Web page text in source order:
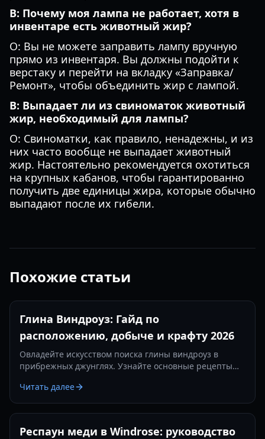
В: Почему моя лампа не работает, хотя в
инвентаре есть животный жир?
О: Вы не можете заправить лампу вручную
прямо из инвентаря. Вы должны подойти к
верстаку и перейти на вкладку «Заправка/
Ремонт», чтобы объединить жир с лампой.
В: Выпадает ли из свиноматок животный
жир, необходимый для лампы?
О: Свиноматки, как правило, ненадежны, и из
них часто вообще не выпадает животный
жир. Настоятельно рекомендуется охотиться
на крупных кабанов, чтобы гарантированно
получить две единицы жира, которые обычно
выпадают после их гибели.
Похожие статьи
Глина Виндроуз: Гайд по
расположению, добыче и крафту 2026
Овладейте искусством поиска глины виндроуз в
прибрежных джунглях. Узнайте основные рецепты
гайде 2026 года.
Читать далее
Респаун меди в Windrose: руководство